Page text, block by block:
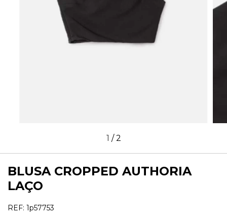
1 /2
BLUSA CROPPED AUTHORIA
LAÇO
REF: 1p57753